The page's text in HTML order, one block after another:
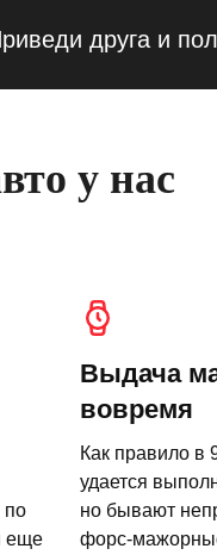
друга и получи
у нас
по
еще
Выдача
вовремя
Как правило в
удается
но бывают
форс-